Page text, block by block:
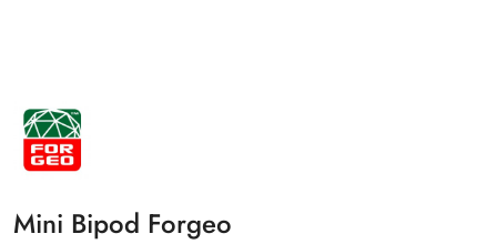
NAZWA
PRODUCENTA:
FORGEO
Mini Bipod Forgeo